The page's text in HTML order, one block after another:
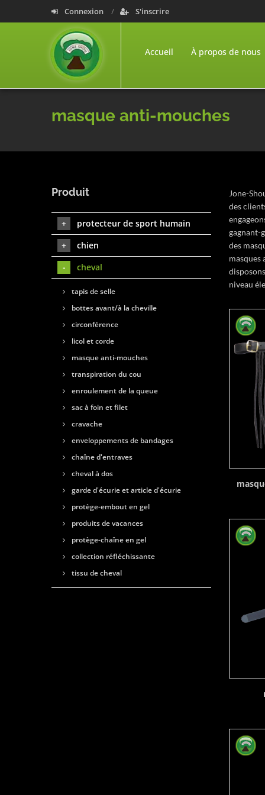
Connexion S'inscrire
Accueil À propos de nous
masque anti-mouches
Jone-
des
gagnant-
des
masques
niveau
Produit
protecteur de sport humain
chien
cheval
tapis de selle
bottes avant/à la cheville
circonférence
licol et corde
masque anti-mouches
transpiration du cou
enroulement de la queue
sac à foin et filet
cravache
enveloppements de bandages
chaîne d'entraves
cheval à dos
garde d'écurie et article d'écurie
protège-embout en gel
produits de vacances
protège-chaîne en gel
collection réfléchissante
tissu de cheval